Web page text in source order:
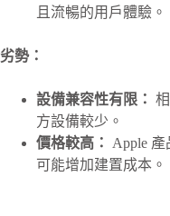
且流暢的用戶體驗。
劣勢：
設備兼容性有限：
方設備較少。
價格較高：
Apple
可能增加建置成本。